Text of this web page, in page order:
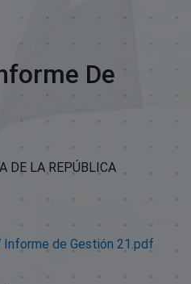
De
DE LA REPÚBLICA
de Gestión 21.pdf